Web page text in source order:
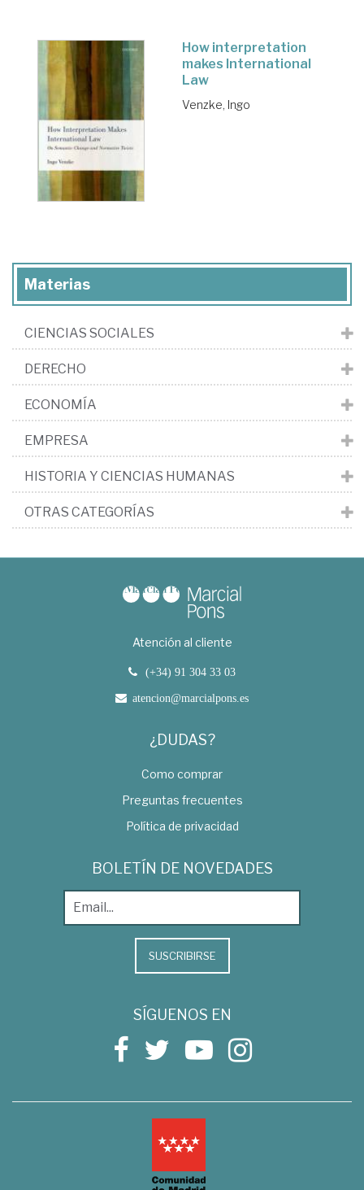
How interpretation
makes International
Law
Venzke, Ingo
Materias
CIENCIAS SOCIALES
DERECHO
ECONOMÍA
EMPRESA
HISTORIA Y CIENCIAS HUMANAS
OTRAS CATEGORÍAS
Atención al cliente
(+34) 91 304 33 03
atencion@marcialpons.es
¿DUDAS?
Como comprar
Preguntas frecuentes
Política de privacidad
BOLETÍN DE NOVEDADES
SUSCRIBIRSE
SÍGUENOS EN